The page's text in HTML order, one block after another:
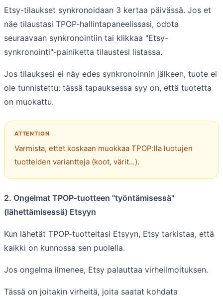
Etsy-tilaukset synkronoidaan 3 kertaa päivässä. Jos et
näe tilaustasi TPOP-hallintapaneelissasi, odota
seuraavaan synkronointiin tai klikkaa "Etsy-
synkronointi"-painiketta tilaustesi listassa.
Jos tilauksesi ei näy edes synkronoinnin jälkeen, tuote ei
ole tunnistettu: tässä tapauksessa syy on, että tuotetta
on muokattu.
Varmista, ettet koskaan muokkaa TPOP:lla luotujen
tuotteiden variantteja (koot, värit...).
2. Ongelmat TPOP-tuotteen "työntämisessä"
(lähettämisessä) Etsyyn
Kun lähetät TPOP-tuotteitasi Etsyyn, Etsy tarkistaa, että
kaikki on kunnossa sen puolella.
Jos ongelma ilmenee, Etsy palauttaa virheilmoituksen.
Tässä on joitakin virheitä, joita saatat kohdata